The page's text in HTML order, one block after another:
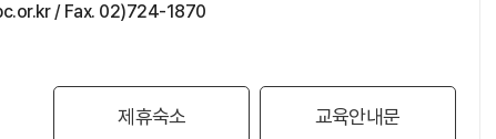
/ Fax. 02)724-1870
제휴숙소 교육안내문